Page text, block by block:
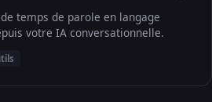
temps de parole en langage
votre IA conversationnelle.